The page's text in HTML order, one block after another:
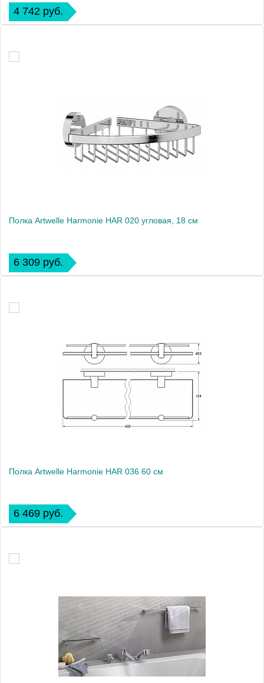
4 742 руб.
Полка Artwelle Harmonie HAR 020 угловая, 18 см
6 309 руб.
Полка Artwelle Harmonie HAR 036 60 см
6 469 руб.